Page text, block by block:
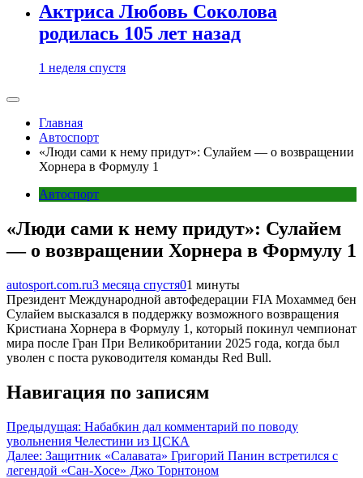
Актриса Любовь Соколова
родилась 105 лет назад
1 неделя спустя
Главная
Автоспорт
«Люди сами к нему придут»: Сулайем — о возвращении
Хорнера в Формулу 1
Автоспорт
«Люди сами к нему придут»: Сулайем
— о возвращении Хорнера в Формулу 1
autosport.com.ru3 месяца спустя01 минуты
Президент Международной автофедерации FIA Мохаммед бен
Сулайем высказался в поддержку возможного возвращения
Кристиана Хорнера в Формулу 1, который покинул чемпионат
мира после Гран При Великобритании 2025 года, когда был
уволен с поста руководителя команды Red Bull.
Навигация по записям
Предыдущая: Набабкин дал комментарий по поводу
увольнения Челестини из ЦСКА
Далее: Защитник «Салавата» Григорий Панин встретился с
легендой «Сан-Хосе» Джо Торнтоном